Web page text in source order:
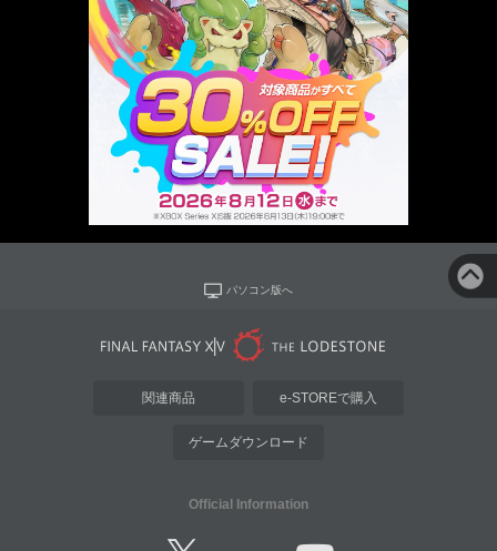
パソコン版へ
関連商品 e-STOREで購入
ゲームダウンロード
Official Information